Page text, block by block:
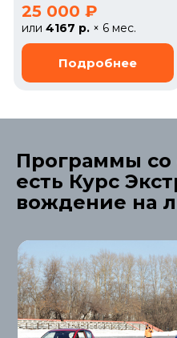
25 000 ₽
или4167 р. × 6 мес.
Программы со
есть Курс
вождение на